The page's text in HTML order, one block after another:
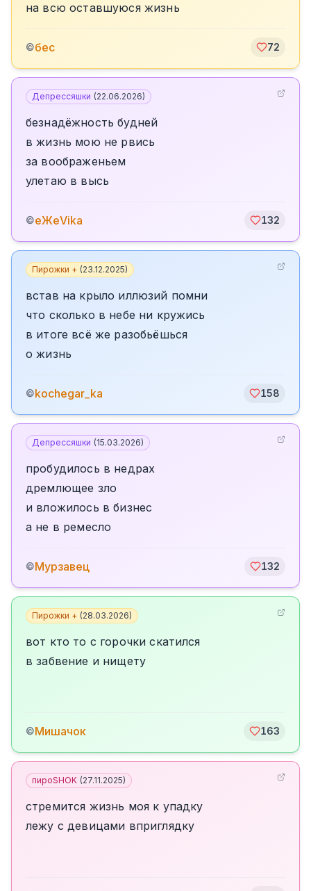
на всю оставшуюся жизнь
©бес 72
Депрессяшки (22.06.2026)
безнадёжность будней
в жизнь мою не рвись
за воображеньем
улетаю в высь
©еЖеVika 132
Пирожки + (23.12.2025)
встав на крыло иллюзий помни
что сколько в небе ни кружись
в итоге всё же разобьёшься
о жизнь
©kochegar_ka 158
Депрессяшки (15.03.2026)
пробудилось в недрах
дремлющее зло
и вложилось в бизнес
а не в ремесло
©Мурзавец 132
Пирожки + (28.03.2026)
вот кто то с горочки скатился
в забвение и нищету
©Мишачок 163
пироSHOK (27.11.2025)
стремится жизнь моя к упадку
лежу с девицами вприглядку